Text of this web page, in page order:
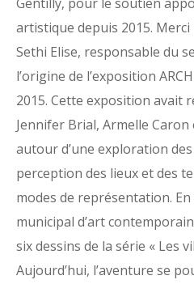
artistique depuis 2015.
Sethi Elise, responsable du
l’origine de l’exposition
2015. Cette exposition avait
Jennifer Brial, Armelle
autour d’une exploration
perception des lieux et des
modes de représentation.
municipal d’art
six dessins de la série « Les
Aujourd’hui, l’aventure se